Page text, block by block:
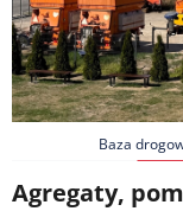
Baza
Agregaty,